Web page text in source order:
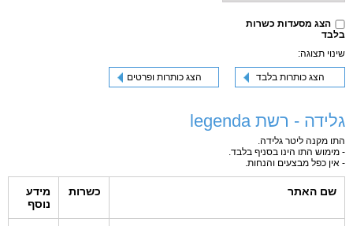
הצג מסעדות כשרות
בלבד
שינוי תצוגה:
הצג כותרות בלבד הצג כותרות ופרטים
גלידה - רשת legenda
התו מקנה ליטר גלידה.
- מימוש התו הינו בסניף בלבד.
- אין כפל מבצעים והנחות.
שם האתר כשרות
מידע
נוסף